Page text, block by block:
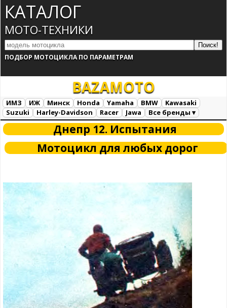
КАТАЛОГ
МОТО-ТЕХНИКИ
ПОДБОР МОТОЦИКЛА ПО ПАРАМЕТРАМ
BAZAMOTO
ИМЗ ИЖ Минск Honda Yamaha BMW
Kawasaki
Suzuki
Harley-Davidson Racer Jawa
Все бренды ▾
Все марки
Загрузка...
Днепр 12. Испытания
Мотоцикл для любых дорог